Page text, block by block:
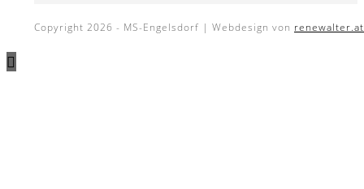
Copyright 2026 - MS-Engelsdorf | Webdesign von renewalter.at